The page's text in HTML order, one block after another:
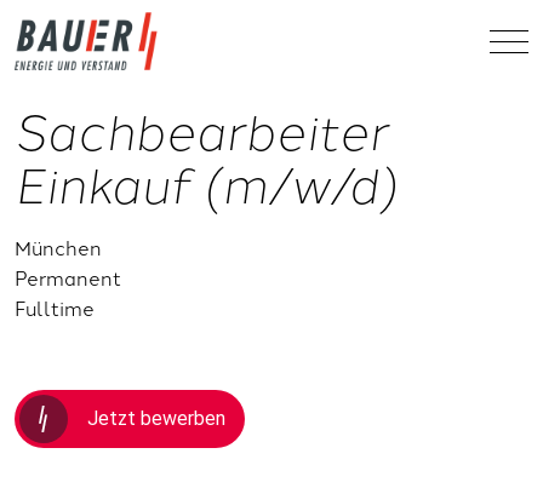
Sachbearbeiter
Einkauf (m/w/d)
München
Permanent
Fulltime
Jetzt bewerben